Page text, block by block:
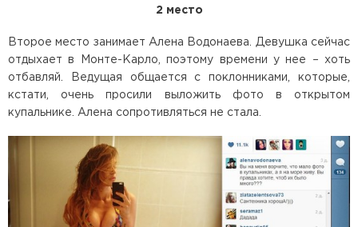
2 место
Второе место занимает Алена Водонаева. Девушка сейчас
отдыхает в Монте-Карло, поэтому времени у нее – хоть
отбавляй. Ведущая общается с поклонниками, которые,
кстати, очень просили выложить фото в открытом
купальнике. Алена сопротивляться не стала.